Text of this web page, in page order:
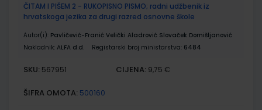
proizvodi
ČITAM I PIŠEM 2 - RUKOPISNO PISMO; radni udžbenik iz
hrvatskoga jezika za drugi razred osnovne škole
Autor(i): Pavličević-Franić Velički Aladrović Slovaček Domišljanović
Nakladnik: ALFA d.d. Registarski broj ministarstva: 6484
SKU: 567951 CIJENA: 9,75 €
ŠIFRA OMOTA: 500160